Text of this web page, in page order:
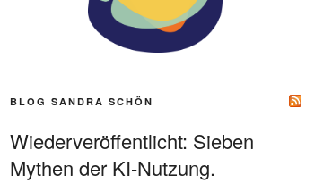
BLOG SANDRA SCHÖN
Wiederveröffentlicht: Sieben
Mythen der KI-Nutzung.